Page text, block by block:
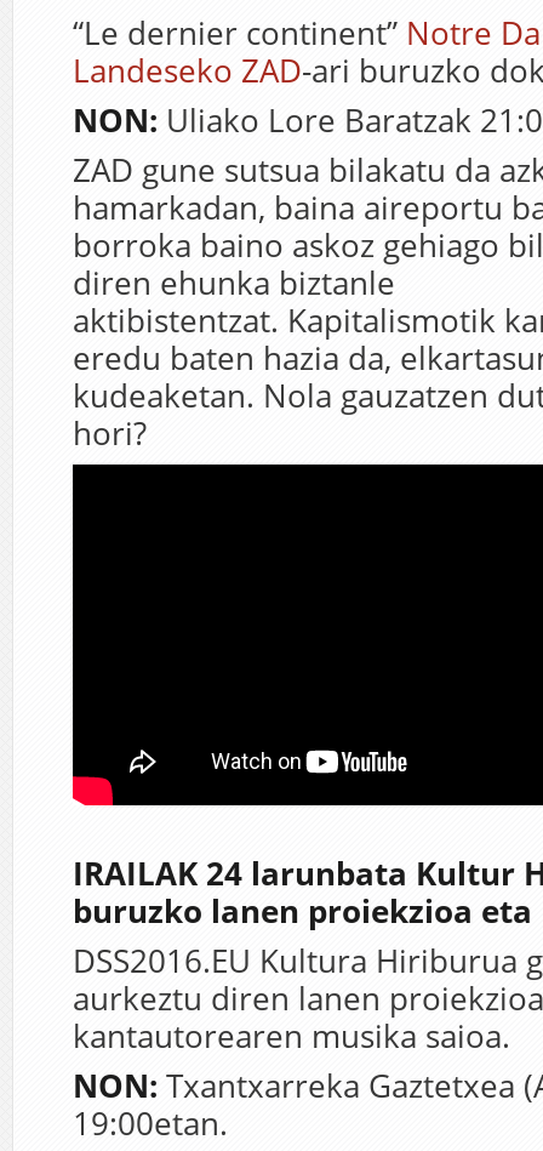
“Le dernier continent” Notre
Landeseko ZAD-ari buruzko
NON: Uliako Lore Baratzak
ZAD gune sutsua bilakatu da
hamarkadan, baina aireportu
borroka baino askoz gehiago
diren ehunka biztanle
aktibistentzat. Kapitalismotik
eredu baten hazia da,
kudeaketan. Nola gauzatzen
hori?
IRAILAK 24 larunbata Kultur
buruzko lanen proiekzioa
DSS2016.EU Kultura Hiriburua
aurkeztu diren lanen
kantautorearen musika saioa.
NON: Txantxarreka Gaztetxea
19:00etan.